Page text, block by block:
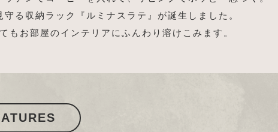
る収納ラック『ルミナスラテ』が誕生しました。
もお部屋のインテリアにふんわり溶けこみます。